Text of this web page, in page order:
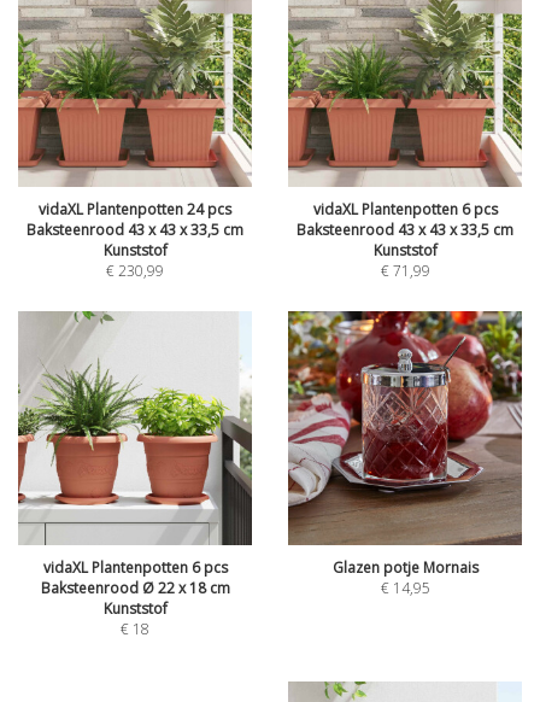
vidaXL Plantenpotten 24 pcs
Baksteenrood 43 x 43 x 33,5 cm
Kunststof
€230,99
vidaXL Plantenpotten 6 pcs
Baksteenrood 43 x 43 x 33,5 cm
Kunststof
€71,99
vidaXL Plantenpotten 6 pcs
Baksteenrood Ø 22 x 18 cm
Kunststof
€ 18
Glazen potje Mornais
€ 14,95